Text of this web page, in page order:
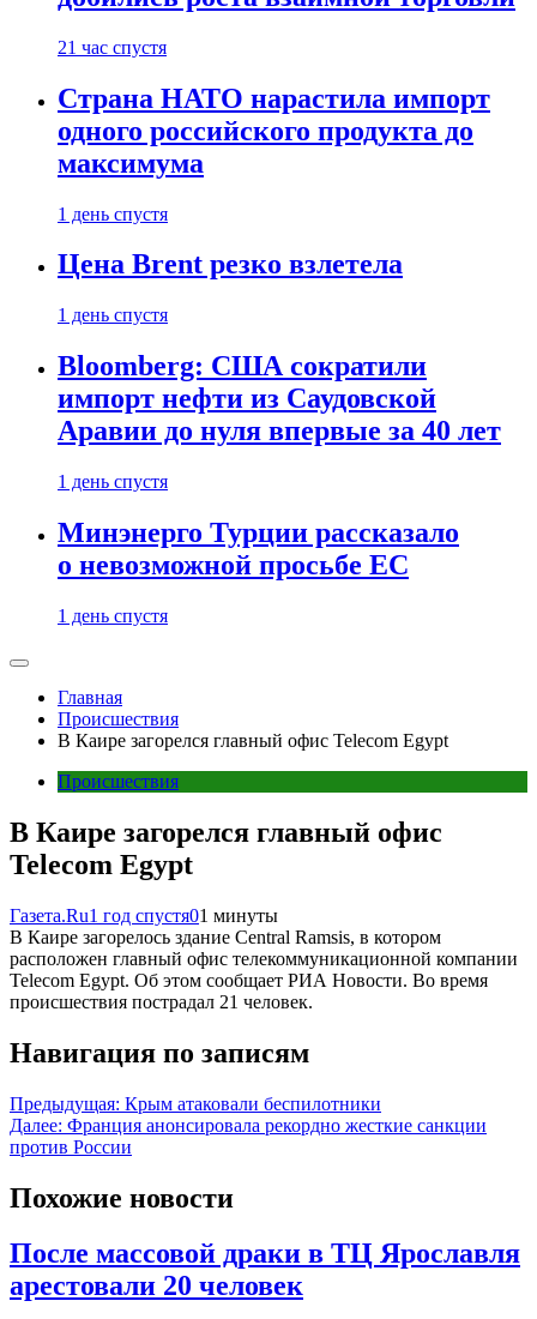
21 час спустя
Страна НАТО нарастила импорт
одного российского продукта до
максимума
1 день спустя
Цена Brent резко взлетела
1 день спустя
Bloomberg: США сократили
импорт нефти из Саудовской
Аравии до нуля впервые за 40 лет
1 день спустя
Минэнерго Турции рассказало
о невозможной просьбе ЕС
1 день спустя
Главная
Происшествия
В Каире загорелся главный офис Telecom Egypt
Происшествия
В Каире загорелся главный офис
Telecom Egypt
Газета.Ru1 год спустя01 минуты
В Каире загорелось здание Central Ramsis, в котором
расположен главный офис телекоммуникационной компании
Telecom Egypt. Об этом сообщает РИА Новости. Во время
происшествия пострадал 21 человек.
Навигация по записям
Предыдущая: Крым атаковали беспилотники
Далее: Франция анонсировала рекордно жесткие санкции
против России
Похожие новости
После массовой драки в ТЦ Ярославля
арестовали 20 человек